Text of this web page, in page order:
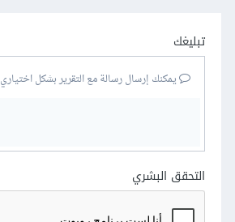
تبليغك
يمكنك إرسال رسالة مع التقرير بشكل اختياري
التحقق البشري